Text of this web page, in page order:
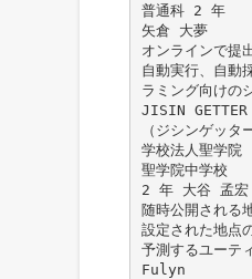
普通科 2 年
矢倉 大夢
オンラインで提
自動実行、自動
ラミング向けの
JISIN GETTER
（ジシンゲッター
学校法人聖学院
聖学院中学校
2 年 大谷 孟宏
随時公開される
設定された地点
予測するユーテ
Fulyn